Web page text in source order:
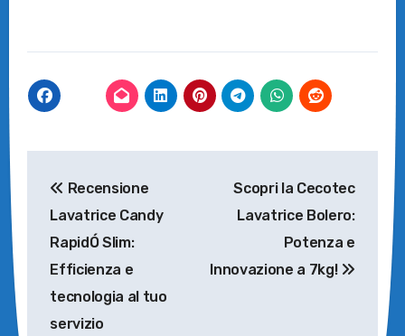
articoli
Recensione
Lavatrice Candy
RapidÓ Slim:
Efficienza e
tecnologia al tuo
servizio
Scopri la Cecotec
Lavatrice Bolero:
Potenza e
Innovazione a 7kg!